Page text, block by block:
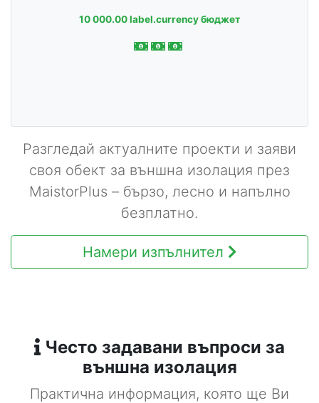
10 000.00 label.currency бюджет
Разгледай актуалните проекти и заяви
своя обект за външна изолация през
MaistorPlus – бързо, лесно и напълно
безплатно.
Намери изпълнител
Често задавани въпроси за
външна изолация
Практична информация, която ще Ви